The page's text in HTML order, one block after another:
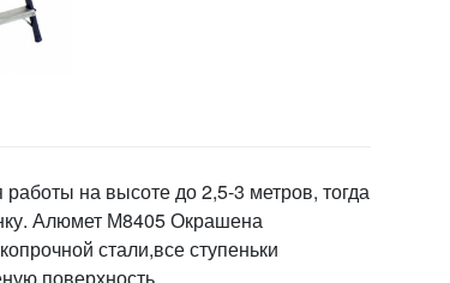
на высоте до 2,5-3 метров, тогда
Алюмет М8405 Окрашена
стали,все ступеньки
поверхность.